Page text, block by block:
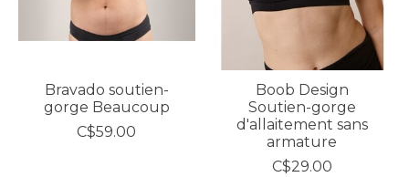
Bravado soutien-
gorge Beaucoup
C$59.00
Boob Design
Soutien-gorge
d'allaitement sans
armature
C$29.00